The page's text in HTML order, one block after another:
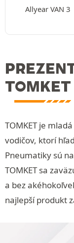
Allyear VAN 3
TOMKET
TOMKET je
vodičov, ktorí
Pneumatiky sú
TOMKET sa
a bez
najlepší produkt